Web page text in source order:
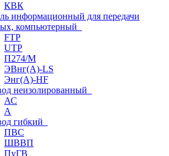
КВК
информационный для передачи
компьютерный
FTP
UTP
П274/М
ЭВнг(А)-LS
Энг(А)-HF
неизолированный
АС
А
гибкий
ПВС
ШВВП
ПуГВ